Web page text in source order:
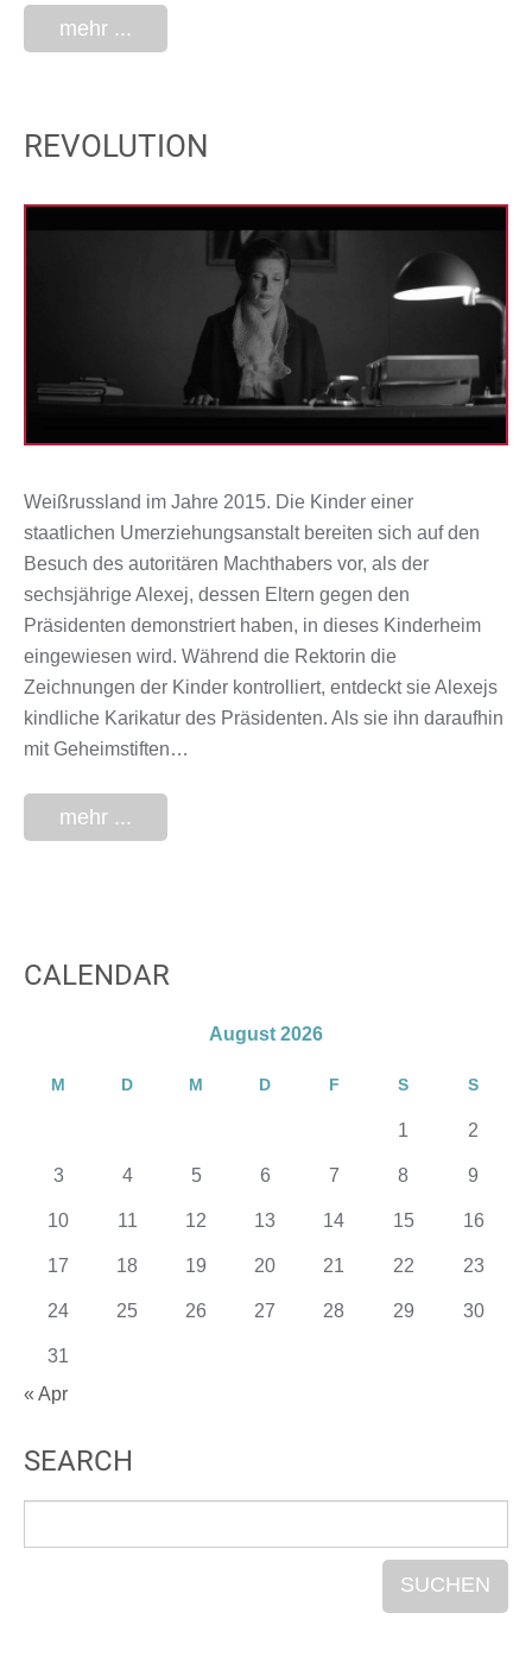
mehr ...
REVOLUTION
Weißrussland im Jahre 2015. Die Kinder einer
staatlichen Umerziehungsanstalt bereiten sich auf den
Besuch des autoritären Machthabers vor, als der
sechsjährige Alexej, dessen Eltern gegen den
Präsidenten demonstriert haben, in dieses Kinderheim
eingewiesen wird. Während die Rektorin die
Zeichnungen der Kinder kontrolliert, entdeckt sie Alexejs
kindliche Karikatur des Präsidenten. Als sie ihn daraufhin
mit Geheimstiften…
mehr ...
CALENDAR
August 2026
M D M D F S S
1 2
3 4 5 6 7 8 9
10 11 12 13 14 15 16
17 18 19 20 21 22 23
24 25 26 27 28 29 30
31
« Apr
SEARCH